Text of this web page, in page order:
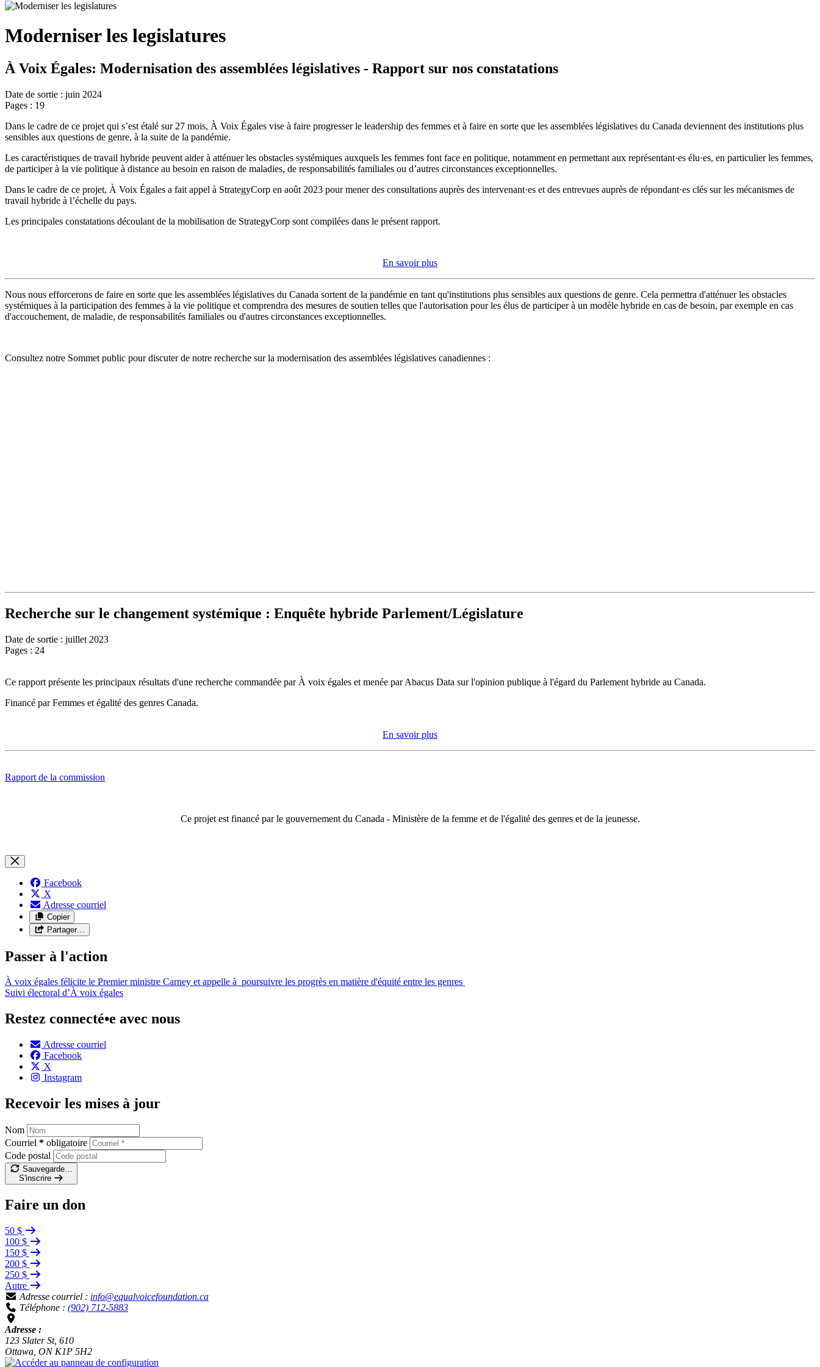
Moderniser les legislatures
À Voix Égales: Modernisation des assemblées législatives - Rapport sur nos constatations
Date de sortie : juin 2024
Pages : 19
Dans le cadre de ce projet qui s’est étalé sur 27 mois, À Voix Égales vise à faire progresser le leadership des femmes et à faire en sorte que les assemblées législatives du Canada deviennent des institutions plus
sensibles aux questions de genre, à la suite de la pandémie.
Les caractéristiques de travail hybride peuvent aider à atténuer les obstacles systémiques auxquels les femmes font face en politique, notamment en permettant aux représentant·es élu·es, en particulier les femmes,
de participer à la vie politique à distance au besoin en raison de maladies, de responsabilités familiales ou d’autres circonstances exceptionnelles.
Dans le cadre de ce projet, À Voix Égales a fait appel à StrategyCorp en août 2023 pour mener des consultations auprès des intervenant·es et des entrevues auprès de répondant·es clés sur les mécanismes de
travail hybride à l’échelle du pays.
Les principales constatations découlant de la mobilisation de StrategyCorp sont compilées dans le présent rapport.
En savoir plus
Nous nous efforcerons de faire en sorte que les assemblées législatives du Canada sortent de la pandémie en tant qu'institutions plus sensibles aux questions de genre. Cela permettra d'atténuer les obstacles
systémiques à la participation des femmes à la vie politique et comprendra des mesures de soutien telles que l'autorisation pour les élus de participer à un modèle hybride en cas de besoin, par exemple en cas
d'accouchement, de maladie, de responsabilités familiales ou d'autres circonstances exceptionnelles.
Consultez notre Sommet public pour discuter de notre recherche sur la modernisation des assemblées législatives canadiennes :
Recherche sur le changement systémique : Enquête hybride Parlement/Législature
Date de sortie : juillet 2023
Pages : 24
Ce rapport présente les principaux résultats d'une recherche commandée par À voix égales et menée par Abacus Data sur l'opinion publique à l'égard du Parlement hybride au Canada.
Financé par Femmes et égalité des genres Canada.
En savoir plus
Rapport de la commission
Ce projet est financé par le gouvernement du Canada - Ministère de la femme et de l'égalité des genres et de la jeunesse.
Facebook
X
Adresse courriel
Copier
Partager…
Passer à l'action
À voix égales félicite le Premier ministre Carney et appelle à poursuivre les progrès en matière d'équité entre les genres
Suivi électoral d’À voix égales
Restez connecté•e avec nous
Adresse courriel
Facebook
X
Instagram
Recevoir les mises à jour
Nom
Courriel * obligatoire
Code postal
Sauvegarde…
S'inscrire
Faire un don
50 $
100 $
150 $
200 $
250 $
Autre
Adresse courriel : info@equalvoicefoundation.ca
Téléphone : (902) 712-5883
Adresse :
123 Slater St, 610
Ottawa, ON K1P 5H2